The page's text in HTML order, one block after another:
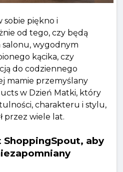
sobie piękno i
od tego, czy będą
wygodnym
kącika, czy
do codziennego
mamie przemyślany
w Dzień Matki, który
charakteru i stylu,
przez wiele lat.
aby